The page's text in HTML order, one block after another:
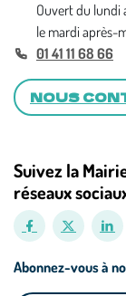
Ouvert du lundi
le mardi après-
01 41 11 68 66
NOUS
Suivez la
réseaux
Abonnez-vous à